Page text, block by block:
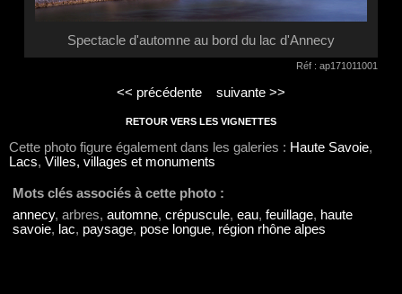
Spectacle d'automne au bord du lac d'Annecy
Réf : ap171011001
<< précédente suivante >>
RETOUR VERS LES VIGNETTES
Cette photo figure également dans les galeries : Haute Savoie,
Lacs, Villes, villages et monuments
Mots clés associés à cette photo :
annecy, arbres, automne, crépuscule, eau, feuillage, haute
savoie, lac, paysage, pose longue, région rhône alpes